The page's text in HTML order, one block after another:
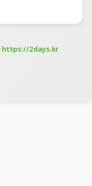
https://2days.kr